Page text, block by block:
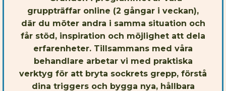
gruppträffar online (2 gångar i veckan),
där du möter andra i samma situation och
får stöd, inspiration och möjlighet att dela
erfarenheter. Tillsammans med våra
behandlare arbetar vi med praktiska
verktyg för att bryta sockrets grepp, förstå
dina triggers och bygga nya, hållbara